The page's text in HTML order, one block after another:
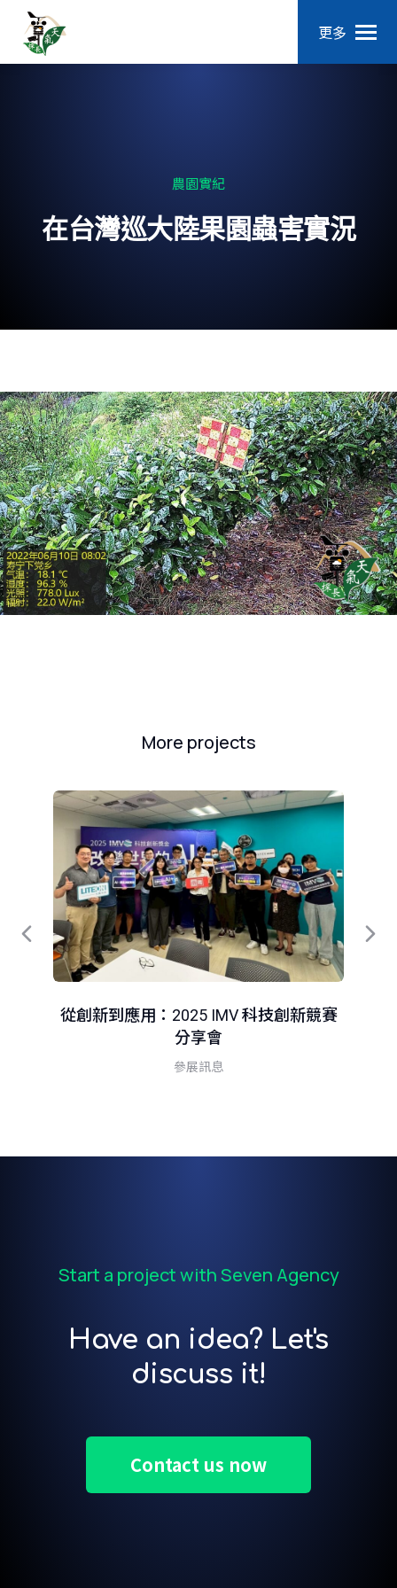
更多
農園實紀
在台灣巡大陸果園蟲害實況
More projects
從創新到應用：2025 IMV 科技創新競賽
分享會
參展訊息
Start a project with Seven Agency
Have an idea? Let's
discuss it!
Contact us now